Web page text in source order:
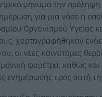
μήνυμα την πρόληψη
για μια νόσο η
Οργανισμού Υγείας
χαρτογραφήθηκαν
οι νέες καινοτόμες
φαρέτρα, καθώς και
ενημέρωσης προς αυτή